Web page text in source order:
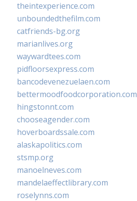
theintexperience.com
unboundedthefilm.com
catfriends-bg.org
marianlives.org
waywardtees.com
pidfloorsexpress.com
bancodevenezuelaen.com
bettermoodfoodcorporation.com
hingstonnt.com
chooseagender.com
hoverboardssale.com
alaskapolitics.com
stsmp.org
manoelneves.com
mandelaeffectlibrary.com
roselynns.com